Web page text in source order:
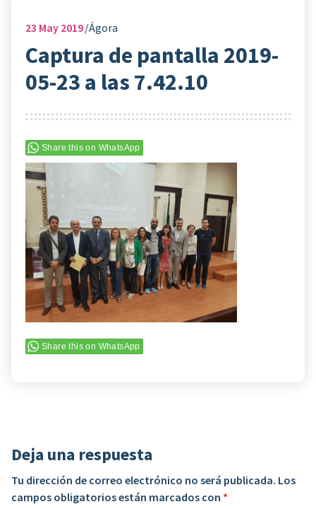
23 May 2019 Ágora
Captura de pantalla 2019-
05-23 a las 7.42.10
Share this on WhatsApp
Share this on WhatsApp
Deja una respuesta
Tu dirección de correo electrónico no será publicada. Los
campos obligatorios están marcados con *